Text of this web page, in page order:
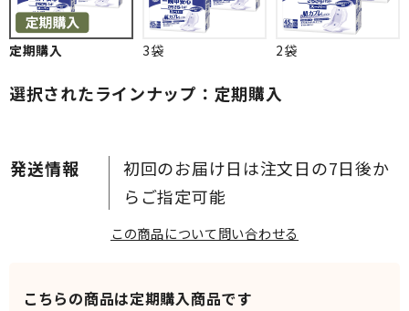
初回のお届け日は注文日の7日後か
らご指定可能
定期購入 3袋 2袋
選択されたラインナップ：定期購入
この商品について問い合わせる
こちらの商品は定期購入商品です